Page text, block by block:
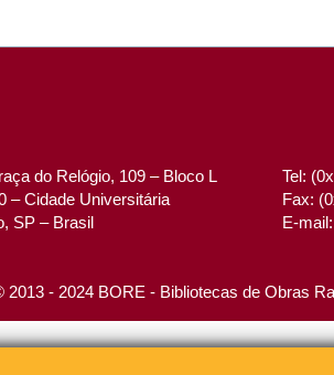
do Relógio, 109 – Bloco L
– Cidade Universitária
SP – Brasil
Tel:
Fax:
E-
2013 - 2024 BORE - Bibliotecas de Obras